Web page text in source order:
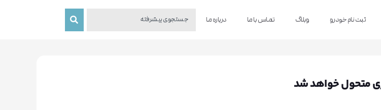
ثبت نام خودرو وبلاگ تماس با ما درباره ما
متحول خواهد شد